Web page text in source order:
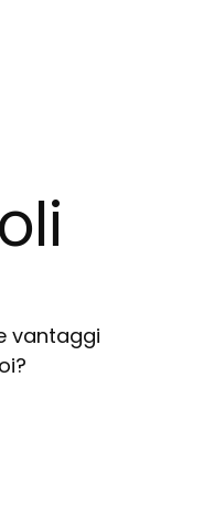
vantaggi